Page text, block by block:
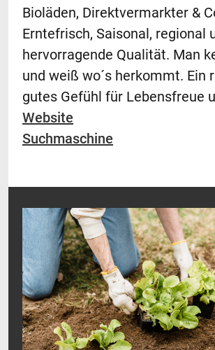
Bioläden, Direktvermarkter &
Erntefrisch, Saisonal, regional
hervorragende Qualität. Man
und weiß wo´s herkommt. Ein
gutes Gefühl für Lebensfreue
Website
Suchmaschine